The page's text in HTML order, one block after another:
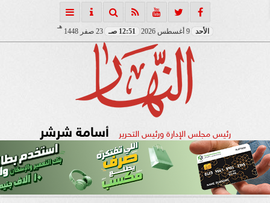
الأحد 12:51 صـ 23 صفر 1448
هـ
رئيس مجلس الإدارة ورئيس التحرير أسامة شرشر